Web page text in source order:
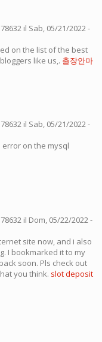
il Sab, 05/21/2022 -
on the list of the best
like us,. 출장안마
il Sab, 05/21/2022 -
error on the mysql
il Dom, 05/22/2022 -
site now, and i also
I bookmarked it to my
soon. Pls check out
you think. slot deposit